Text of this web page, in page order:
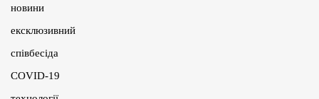
новини
ексклюзивний
співбесіда
COVID-19